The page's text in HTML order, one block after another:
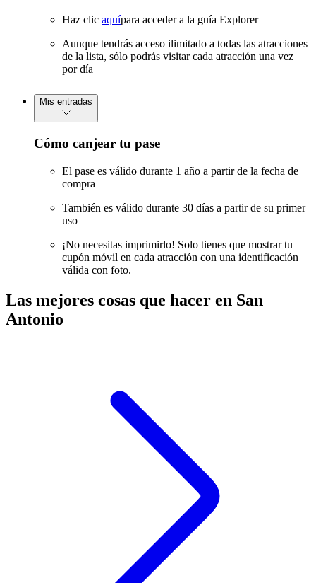
Haz clic aquípara acceder a la guía Explorer
Aunque tendrás acceso ilimitado a todas las atracciones
de la lista, sólo podrás visitar cada atracción una vez
por día
Mis entradas
Cómo canjear tu pase
El pase es válido durante 1 año a partir de la fecha de
compra
También es válido durante 30 días a partir de su primer
uso
¡No necesitas imprimirlo! Solo tienes que mostrar tu
cupón móvil en cada atracción con una identificación
válida con foto.
Las mejores cosas que hacer en San
Antonio